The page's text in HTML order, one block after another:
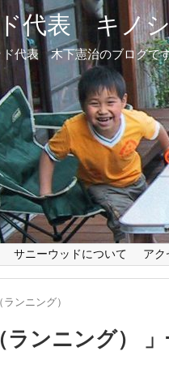
代表 キノ
ド代表 木下憲治のブログで
サニーウッドについて アク
ンニング）
ンニング）